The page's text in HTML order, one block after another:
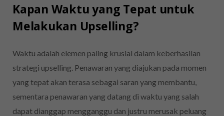
Kapan Waktu yang Tepat untuk
Melakukan Upselling?
Waktu adalah elemen paling krusial dalam keberhasilan
strategi upselling. Penawaran yang diajukan pada momen
yang tepat akan terasa sebagai saran yang membantu,
sementara penawaran yang datang di waktu yang salah
dapat dianggap mengganggu dan justru merusak peluang